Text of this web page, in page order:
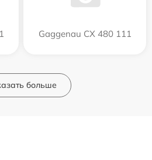
Gaggenau CX 480 111
больше